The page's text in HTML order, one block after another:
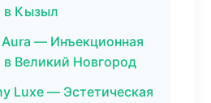
в Кызыл
— Инъекционная
в Великий Новгород
Luxe — Эстетическая